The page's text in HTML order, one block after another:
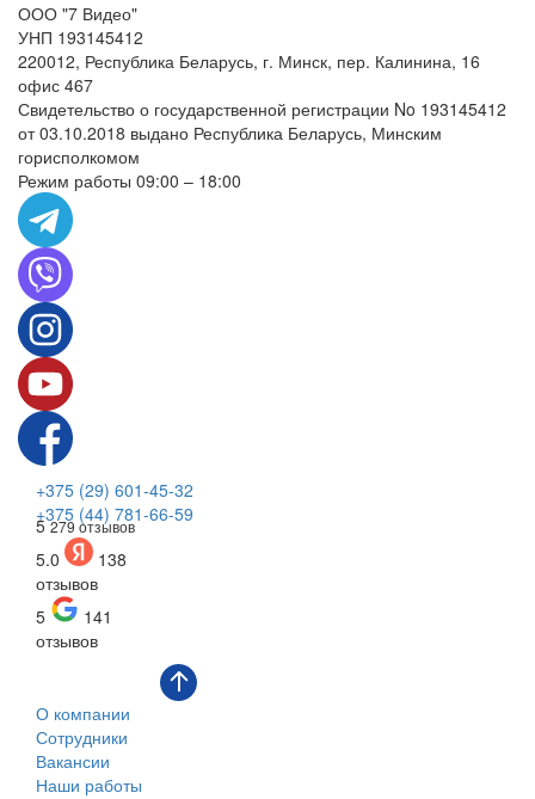
ООО "7 Видео"
УНП 193145412
220012, Республика Беларусь, г. Минск, пер. Калинина, 16
офис 467
Свидетельство о государственной регистрации No 193145412
от 03.10.2018 выдано Республика Беларусь, Минским
горисполкомом
Режим работы 09:00 – 18:00
+375 (29) 601-45-32
+375 (44) 781-66-59
5 279 отзывов
5.0
138
отзывов
5
141
отзывов
О компании
Сотрудники
Вакансии
Наши работы